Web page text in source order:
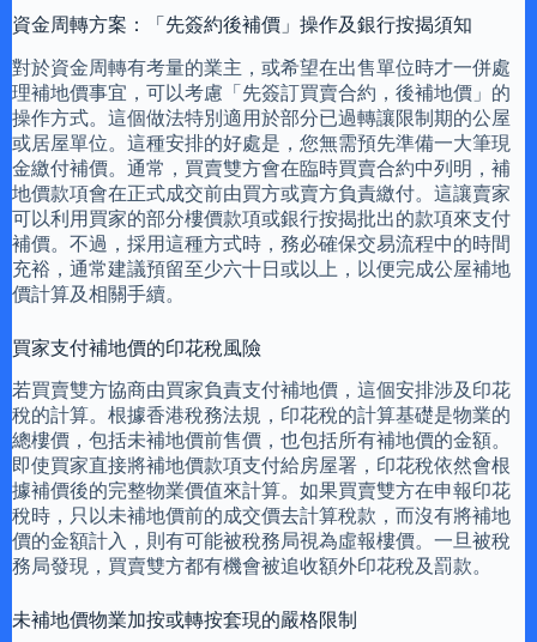
資金周轉方案：「先簽約後補價」操作及銀行按揭須知
對於資金周轉有考量的業主，或希望在出售單位時才一併處
理補地價事宜，可以考慮「先簽訂買賣合約，後補地價」的
操作方式。這個做法特別適用於部分已過轉讓限制期的公屋
或居屋單位。這種安排的好處是，您無需預先準備一大筆現
金繳付補價。通常，買賣雙方會在臨時買賣合約中列明，補
地價款項會在正式成交前由買方或賣方負責繳付。這讓賣家
可以利用買家的部分樓價款項或銀行按揭批出的款項來支付
補價。不過，採用這種方式時，務必確保交易流程中的時間
充裕，通常建議預留至少六十日或以上，以便完成公屋補地
價計算及相關手續。
買家支付補地價的印花稅風險
若買賣雙方協商由買家負責支付補地價，這個安排涉及印花
稅的計算。根據香港稅務法規，印花稅的計算基礎是物業的
總樓價，包括未補地價前售價，也包括所有補地價的金額。
即使買家直接將補地價款項支付給房屋署，印花稅依然會根
據補價後的完整物業價值來計算。如果買賣雙方在申報印花
稅時，只以未補地價前的成交價去計算稅款，而沒有將補地
價的金額計入，則有可能被稅務局視為虛報樓價。一旦被稅
務局發現，買賣雙方都有機會被追收額外印花稅及罰款。
未補地價物業加按或轉按套現的嚴格限制